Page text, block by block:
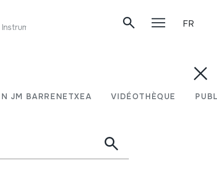
JM BARRENETXEA VIDÉOTHÈQUE
Traditionnels. Recorded by Mireille Helffer. Le
FR